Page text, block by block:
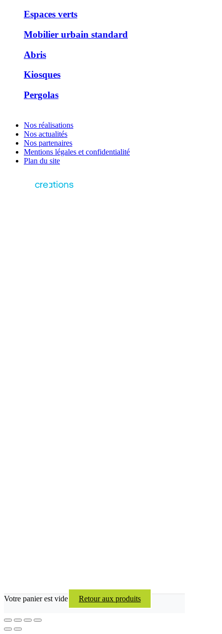
Espaces verts
Mobilier urbain standard
Abris
Kiosques
Pergolas
Nos réalisations
Nos actualités
Nos partenaires
Mentions légales et confidentialité
Plan du site
Votre panier est vide Retour aux produits